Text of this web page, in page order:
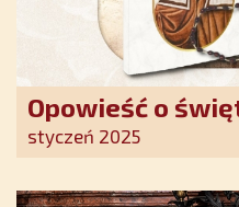
Opowieść o
szczerego
nadziei w XXI
styczeń 2025